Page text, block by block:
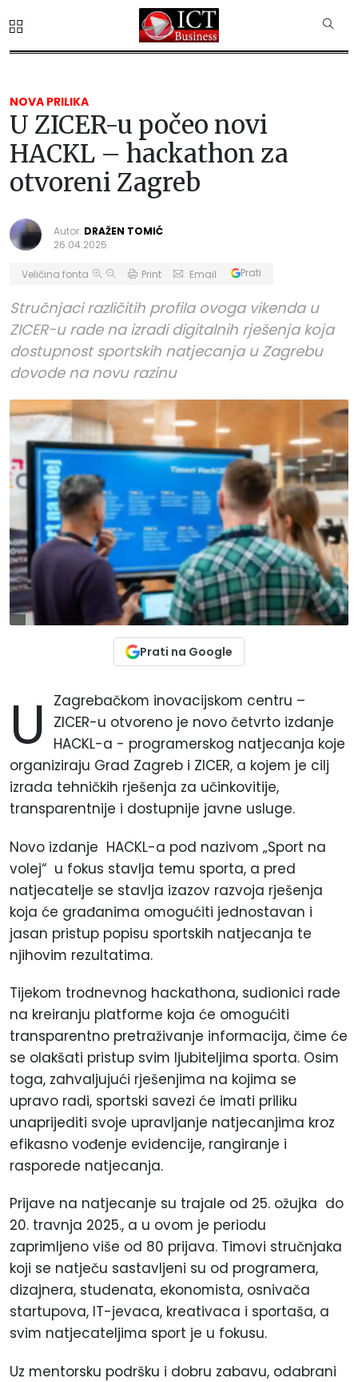
NOVA PRILIKA
U ZICER-u počeo novi
HACKL – hackathon za
otvoreni Zagreb
Autor: DRAŽEN TOMIĆ
26.04.2025.
Veličina fonta Print Email Prati
Stručnjaci različitih profila ovoga vikenda u
ZICER-u rade na izradi digitalnih rješenja koja
dostupnost sportskih natjecanja u Zagrebu
dovode na novu razinu
Prati na Google
U
Zagrebačkom inovacijskom centru –
ZICER-u otvoreno je novo četvrto izdanje
HACKL-a - programerskog natjecanja koje
organiziraju Grad Zagreb i ZICER, a kojem je cilj
izrada tehničkih rješenja za učinkovitije,
transparentnije i dostupnije javne usluge.
Novo izdanje HACKL-a pod nazivom „Sport na
volej“ u fokus stavlja temu sporta, a pred
natjecatelje se stavlja izazov razvoja rješenja
koja će građanima omogućiti jednostavan i
jasan pristup popisu sportskih natjecanja te
njihovim rezultatima.
Tijekom trodnevnog hackathona, sudionici rade
na kreiranju platforme koja će omogućiti
transparentno pretraživanje informacija, čime će
se olakšati pristup svim ljubiteljima sporta. Osim
toga, zahvaljujući rješenjima na kojima se
upravo radi, sportski savezi će imati priliku
unaprijediti svoje upravljanje natjecanjima kroz
efikasno vođenje evidencije, rangiranje i
rasporede natjecanja.
Prijave na natjecanje su trajale od 25. ožujka do
20. travnja 2025., a u ovom je periodu
zaprimljeno više od 80 prijava. Timovi stručnjaka
koji se natječu sastavljeni su od programera,
dizajnera, studenata, ekonomista, osnivača
startupova, IT-jevaca, kreativaca i sportaša, a
svim natjecateljima sport je u fokusu.
Uz mentorsku podršku i dobru zabavu, odabrani